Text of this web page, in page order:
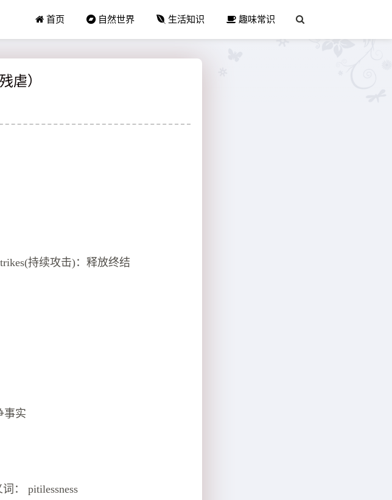
首页 自然世界 生活知识 趣味常识
虐）
持续攻击)：释放终结
事实
： pitilessness